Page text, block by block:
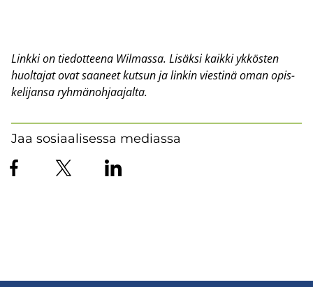
Link­ki on tie­dot­tee­na Wilmassa. Li­säk­si kaik­ki yk­kös­ten
huol­ta­jat ovat saa­neet kut­sun ja lin­kin vies­ti­nä oman opis­
ke­li­jan­sa ryh­mä­noh­jaa­jal­ta.
Jaa sosiaalisessa mediassa